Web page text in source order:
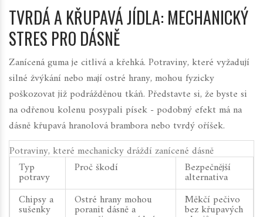
TVRDÁ A KŘUPAVÁ JÍDLA: MECHANICKÝ
STRES PRO DÁSNĚ
Zanícená guma je citlivá a křehká. Potraviny, které vyžadují
silné žvýkání nebo mají ostré hrany, mohou fyzicky
poškozovat již podrážděnou tkáň. Představte si, že byste si
na odřenou kolenu posypali písek - podobný efekt má na
dásně křupavá hranolová brambora nebo tvrdý oříšek.
Potraviny, které mechanicky dráždí zanícené dásně
Typ
potravy
Proč škodí Bezpečnější
alternativa
Chipsy a
sušenky
Ostré hrany mohou
poranit dásně a
Měkčí pečivo
bez křupavých